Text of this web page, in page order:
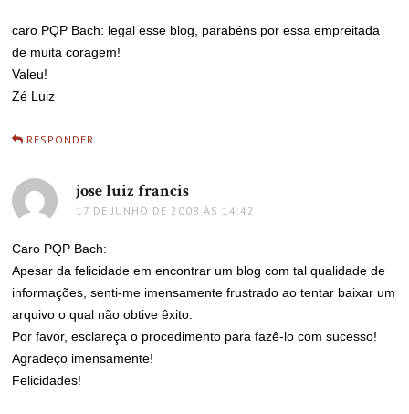
caro PQP Bach: legal esse blog, parabéns por essa empreitada
de muita coragem!
Valeu!
Zé Luiz
RESPONDER
jose luiz francis
17 DE JUNHO DE 2008 ÀS 14:42
Caro PQP Bach:
Apesar da felicidade em encontrar um blog com tal qualidade de
informações, senti-me imensamente frustrado ao tentar baixar um
arquivo o qual não obtive êxito.
Por favor, esclareça o procedimento para fazê-lo com sucesso!
Agradeço imensamente!
Felicidades!